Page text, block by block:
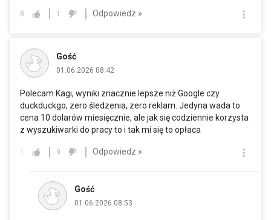
8 1 Odpowiedz »
Gość
01.06.2026 08:42
Polecam Kagi, wyniki znacznie lepsze niż Google czy
duckduckgo, zero śledzenia, zero reklam. Jedyna wada to
cena 10 dolarów miesięcznie, ale jak się codziennie korzysta
z wyszukiwarki do pracy to i tak mi się to opłaca
1 9 Odpowiedz »
Gość
01.06.2026 08:53